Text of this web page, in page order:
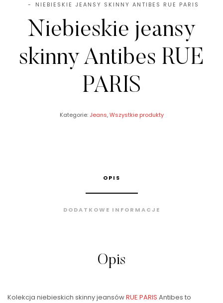
NIEBIESKIE JEANSY SKINNY ANTIBES RUE PARIS
Niebieskie jeansy
skinny Antibes RUE
PARIS
Kategorie: Jeans,Wszystkie produkty
OPIS
DODATKOWE INFORMACJE
Opis
Kolekcja niebieskich skinny jeansówRUE PARIS Antibes to